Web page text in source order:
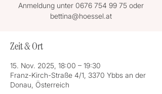
Anmeldung unter 0676 754 99 75 oder
bettina@hoessel.at
Zeit & Ort
15. Nov. 2025, 18:00 – 19:30
Franz-Kirch-Straße 4/1, 3370 Ybbs an der
Donau, Österreich